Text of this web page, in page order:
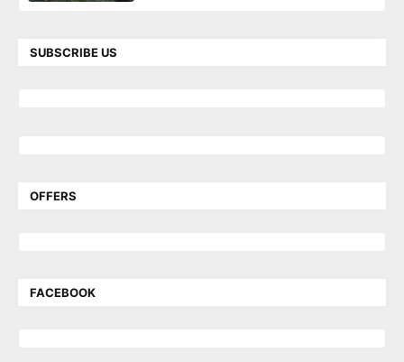
SUBSCRIBE US
OFFERS
FACEBOOK